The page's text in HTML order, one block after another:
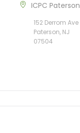
ICPC Paterson
152 Derrom Ave
Paterson, NJ
07504